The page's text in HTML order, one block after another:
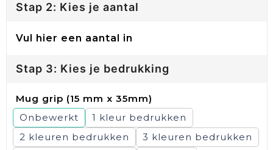
Stap 2: Kies je aantal
Vul hier een aantal in
Stap 3: Kies je bedrukking
Mug grip (15 mm x 35mm)
Onbewerkt
1
2
3